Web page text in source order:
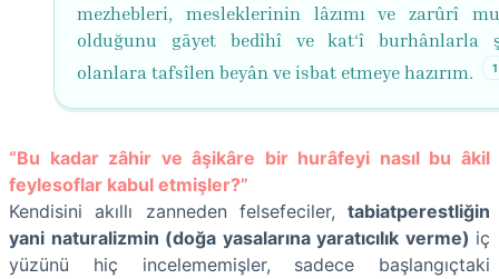
mezhebleri, mesleklerinin lâzımı ve zarûrî
olduğunu gāyet bedîhî ve kat‘î burhânlarla
olanlara tafsîlen beyân ve isbat etmeye hazırım.
1
“Bu kadar zâhir ve âşikâre bir hurâfeyi nasıl bu âkil
feylesoflar kabul etmişler?”
Kendisini akıllı zanneden felsefeciler, tabiatperestliğin
yani naturalizmin (doğa yasalarına yaratıcılık verme) iç
yüzünü hiç incelememişler, sadece başlangıçtaki